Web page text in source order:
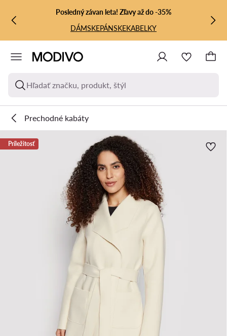
PREJSŤ NA HLAVNÝ OBSAH
PREJSŤ NA VYHĽADÁVANIE
Posledný závan leta! Zľavy až do -35%
DÁMSKEPÁNSKEKABELKY
Hľadať značku, produkt, štýl
Prechodné kabáty
Príležitosť